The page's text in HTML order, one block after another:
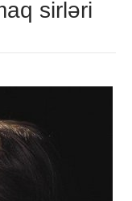
sirləri